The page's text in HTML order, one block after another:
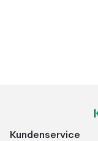
Kundenservice